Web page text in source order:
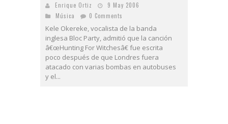
Enrique Ortiz
9 May 2006
Música
0 Comments
Kele Okereke, vocalista de la banda
inglesa Bloc Party, admitió que la canción
â€œHunting For Witchesâ€ fue escrita
poco después de que Londres fuera
atacado con varias bombas en autobuses
y el...